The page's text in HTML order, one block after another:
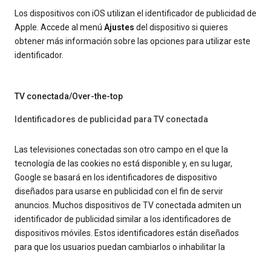
Los dispositivos con iOS utilizan el identificador de publicidad de
Apple. Accede al menú Ajustes del dispositivo si quieres
obtener más información sobre las opciones para utilizar este
identificador.
TV conectada/Over-the-top
Identificadores de publicidad para TV conectada
Las televisiones conectadas son otro campo en el que la
tecnología de las cookies no está disponible y, en su lugar,
Google se basará en los identificadores de dispositivo
diseñados para usarse en publicidad con el fin de servir
anuncios. Muchos dispositivos de TV conectada admiten un
identificador de publicidad similar a los identificadores de
dispositivos móviles. Estos identificadores están diseñados
para que los usuarios puedan cambiarlos o inhabilitar la